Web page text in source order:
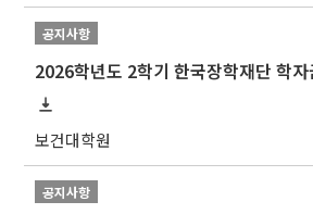
공지사항
보건대학원
공지사항